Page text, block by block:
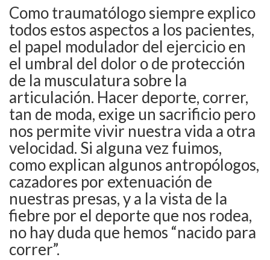
Como traumatólogo siempre explico
todos estos aspectos a los pacientes,
el papel modulador del ejercicio en
el umbral del dolor o de protección
de la musculatura sobre la
articulación. Hacer deporte, correr,
tan de moda, exige un sacrificio pero
nos permite vivir nuestra vida a otra
velocidad. Si alguna vez fuimos,
como explican algunos antropólogos,
cazadores por extenuación de
nuestras presas, y a la vista de la
fiebre por el deporte que nos rodea,
no hay duda que hemos “nacido para
correr”.